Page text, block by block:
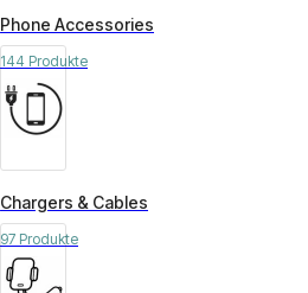
Phone Accessories
144 Produkte
Chargers & Cables
97 Produkte